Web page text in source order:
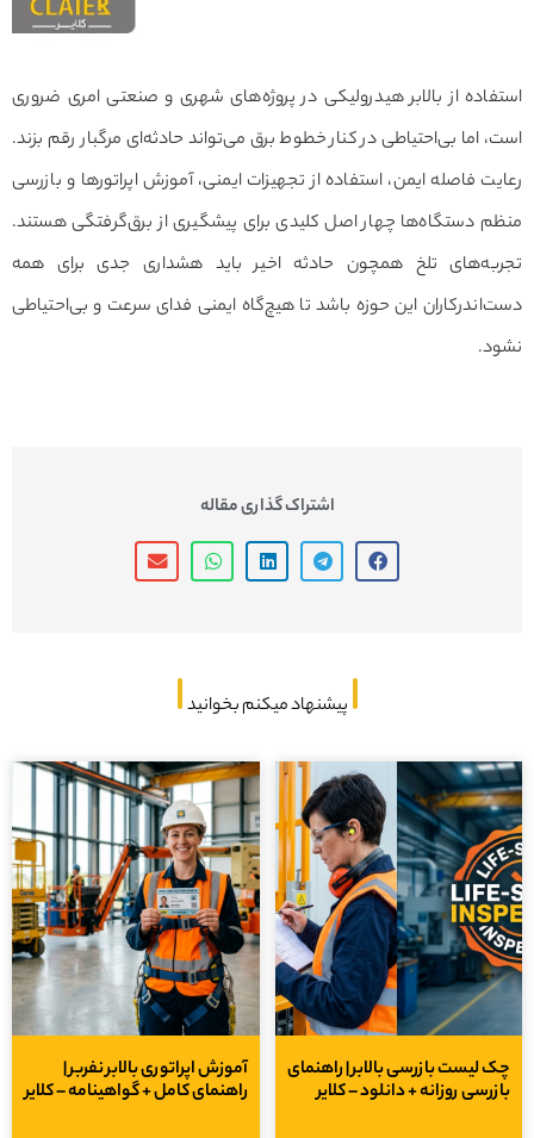
استفاده از بالابر هیدرولیکی در پروژه‌های شهری و صنعتی امری ضروری
است، اما بی‌احتیاطی در کنار خطوط برق می‌تواند حادثه‌ای مرگبار رقم بزند.
رعایت فاصله ایمن، استفاده از تجهیزات ایمنی، آموزش اپراتورها و بازرسی
منظم دستگاه‌ها چهار اصل کلیدی برای پیشگیری از برق‌گرفتگی هستند.
تجربه‌های تلخ همچون حادثه اخیر باید هشداری جدی برای همه
دست‌اندرکاران این حوزه باشد تا هیچ‌گاه ایمنی فدای سرعت و بی‌احتیاطی
نشود.
اشتراک گذاری مقاله
پیشنهاد میکنم بخوانید
چک لیست بازرسی بالابر | راهنمای
بازرسی روزانه + دانلود – کلایر
آموزش اپراتوری بالابر نفربر |
راهنمای کامل + گواهینامه – کلایر